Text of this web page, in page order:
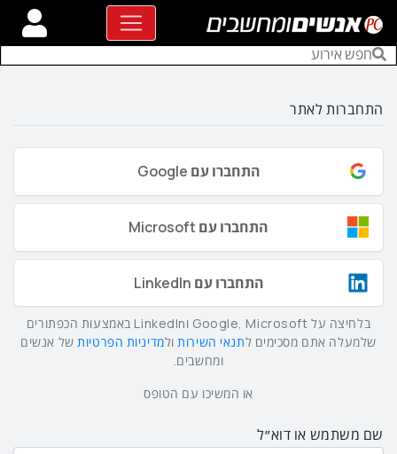
התחברות לאתר
התחברו עם Google
התחברו עם Microsoft
התחברו עם LinkedIn
בלחיצה על Google, Microsoft וLinkedIn באמצעות הכפתורים
שלמעלה אתם מסכימים לתנאי השירותולמדיניות הפרטיותשל אנשים
ומחשבים.
או המשיכו עם הטופס
שם משתמש או דוא״ל